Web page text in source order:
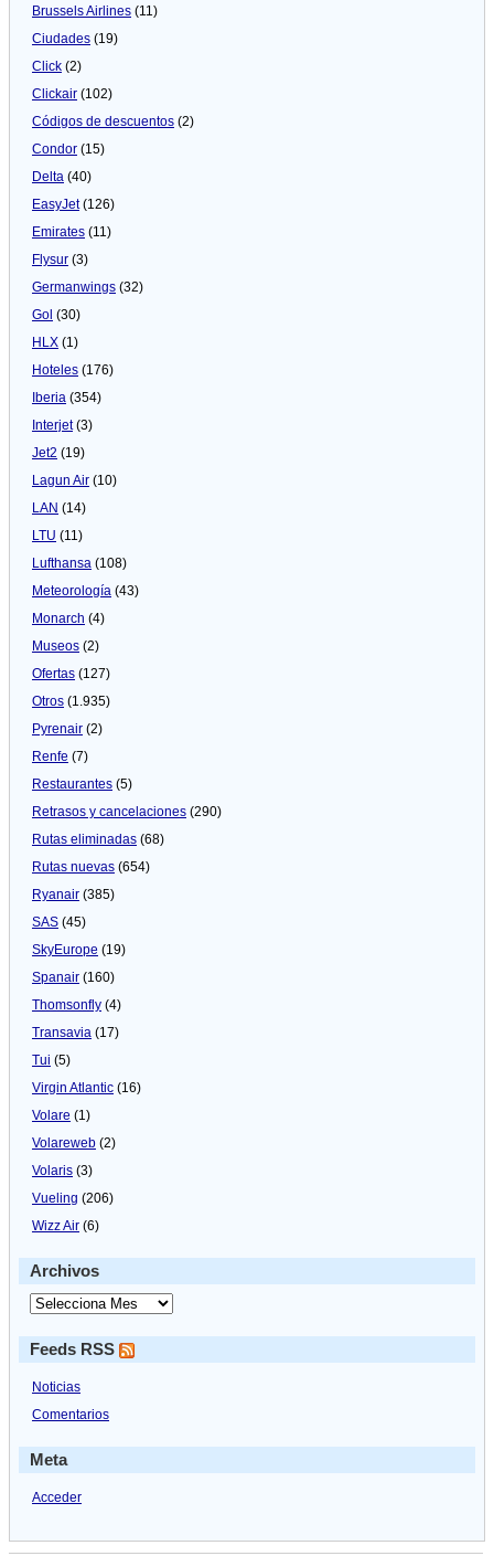
Brussels Airlines (11)
Ciudades (19)
Click (2)
Clickair (102)
Códigos de descuentos (2)
Condor (15)
Delta (40)
EasyJet(126)
Emirates (11)
Flysur (3)
Germanwings (32)
Gol (30)
HLX (1)
Hoteles (176)
Iberia (354)
Interjet(3)
Jet2 (19)
Lagun Air (10)
LAN (14)
LTU (11)
Lufthansa (108)
Meteorologí­a (43)
Monarch (4)
Museos (2)
Ofertas (127)
Otros (1.935)
Pyrenair (2)
Renfe (7)
Restaurantes (5)
Retrasos y cancelaciones (290)
Rutas eliminadas (68)
Rutas nuevas (654)
Ryanair (385)
SAS (45)
SkyEurope (19)
Spanair (160)
Thomsonfly (4)
Transavia (17)
Tui (5)
Virgin Atlantic (16)
Volare (1)
Volareweb (2)
Volaris (3)
Vueling (206)
Wizz Air (6)
Archivos
Feeds RSS
Noticias
Comentarios
Meta
Acceder